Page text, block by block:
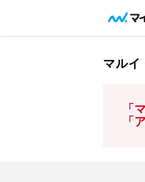
マルイ
「
「